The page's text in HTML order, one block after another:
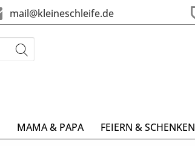
mail@kleineschleife.de
MAMA & PAPA FEIERN & SCHENKEN